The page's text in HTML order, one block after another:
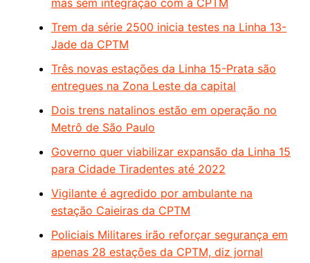
Trem da série 2500 inicia testes na Linha 13-
Jade da CPTM
Três novas estações da Linha 15-Prata são
entregues na Zona Leste da capital
Dois trens natalinos estão em operação no
Metrô de São Paulo
Governo quer viabilizar expansão da Linha 15
para Cidade Tiradentes até 2022
Vigilante é agredido por ambulante na
estação Caieiras da CPTM
Policiais Militares irão reforçar segurança em
apenas 28 estações da CPTM, diz jornal